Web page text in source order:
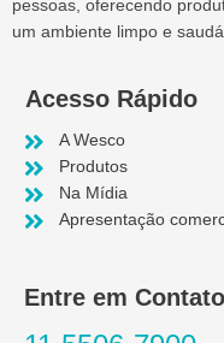
pessoas, oferecendo
um ambiente limpo e
Acesso Rápido
A Wesco
Produtos
Na Mídia
Apresentação
Entre em Contato